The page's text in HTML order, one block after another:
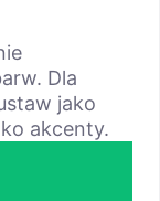
Dla
jako
akcenty.